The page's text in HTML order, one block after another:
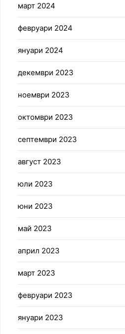
март 2024
февруари 2024
януари 2024
декември 2023
ноември 2023
октомври 2023
септември 2023
август 2023
юли 2023
юни 2023
май 2023
април 2023
март 2023
февруари 2023
януари 2023